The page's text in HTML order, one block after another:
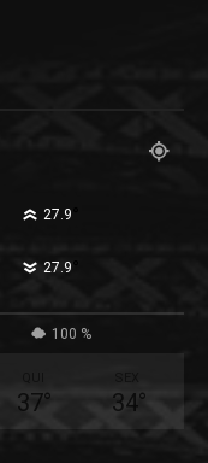
27.9
27.9
100 %
37° 34°